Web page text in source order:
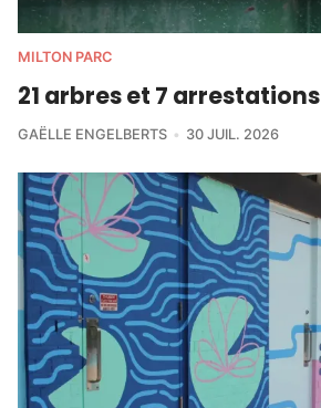
MILTON PARC
21 arbres et 7 arrestations
GAËLLE ENGELBERTS 30 JUIL. 2026